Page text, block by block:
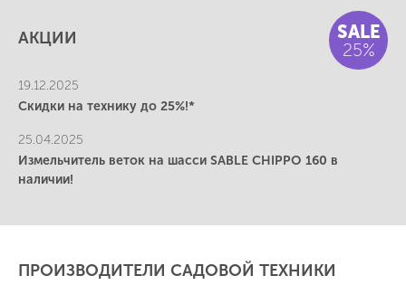
АКЦИИ
SALE
25%
19.12.2025
Скидки на технику до 25%!*
25.04.2025
Измельчитель веток на шасси SABLE CHIPPO 160 в
наличии!
ПРОИЗВОДИТЕЛИ САДОВОЙ ТЕХНИКИ